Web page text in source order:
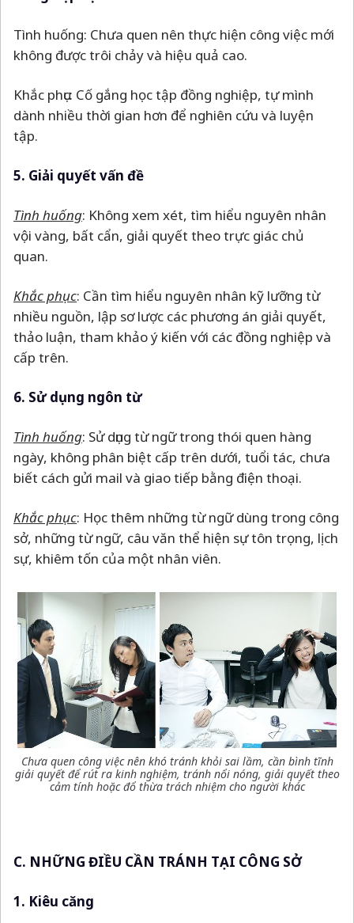
Tình huống: Chưa quen nên thực hiện công việc mới
không được trôi chảy và hiệu quả cao.
Khắc phục: Cố gắng học tập đồng nghiệp, tự mình
dành nhiều thời gian hơn để nghiên cứu và luyện
tập.
5. Giải quyết vấn đề
Tình huống: Không xem xét, tìm hiểu nguyên nhân
vội vàng, bất cẩn, giải quyết theo trực giác chủ
quan.
Khắc phục: Cần tìm hiểu nguyên nhân kỹ lưỡng từ
nhiều nguồn, lập sơ lược các phương án giải quyết,
thảo luận, tham khảo ý kiến với các đồng nghiệp và
cấp trên.
6. Sử dụng ngôn từ
Tình huống: Sử dụng từ ngữ trong thói quen hàng
ngày, không phân biệt cấp trên dưới, tuổi tác, chưa
biết cách gửi mail và giao tiếp bằng điện thoại.
Khắc phục: Học thêm những từ ngữ dùng trong công
sở, những từ ngữ, câu văn thể hiện sự tôn trọng, lịch
sự, khiêm tốn của một nhân viên.
Chưa quen công việc nên khó tránh khỏi sai lầm, cần bình tĩnh
giải quyết để rút ra kinh nghiệm, tránh nổi nóng, giải quyết theo
cảm tính hoặc đổ thừa trách nhiệm cho người khác
C. NHỮNG ĐIỀU CẦN TRÁNH TẠI CÔNG SỞ
1. Kiêu căng